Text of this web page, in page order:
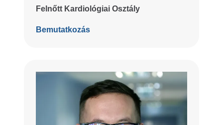
Felnőtt Kardiológiai Osztály
Bemutatkozás